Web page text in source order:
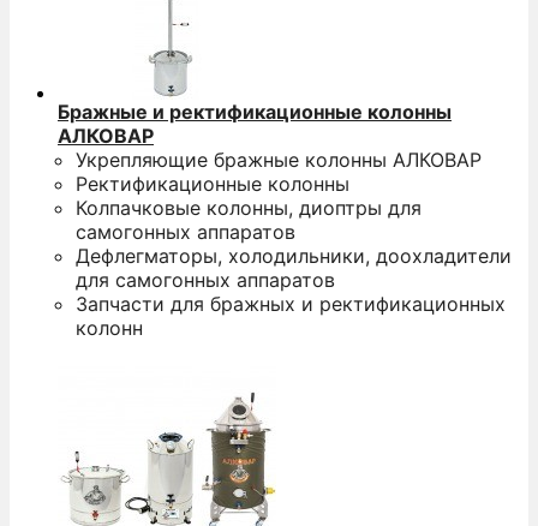
Бражные и ректификационные колонны
АЛКОВАР
Укрепляющие бражные колонны АЛКОВАР
Ректификационные колонны
Колпачковые колонны, диоптры для
самогонных аппаратов
Дефлегматоры, холодильники, доохладители
для самогонных аппаратов
Запчасти для бражных и ректификационных
колонн